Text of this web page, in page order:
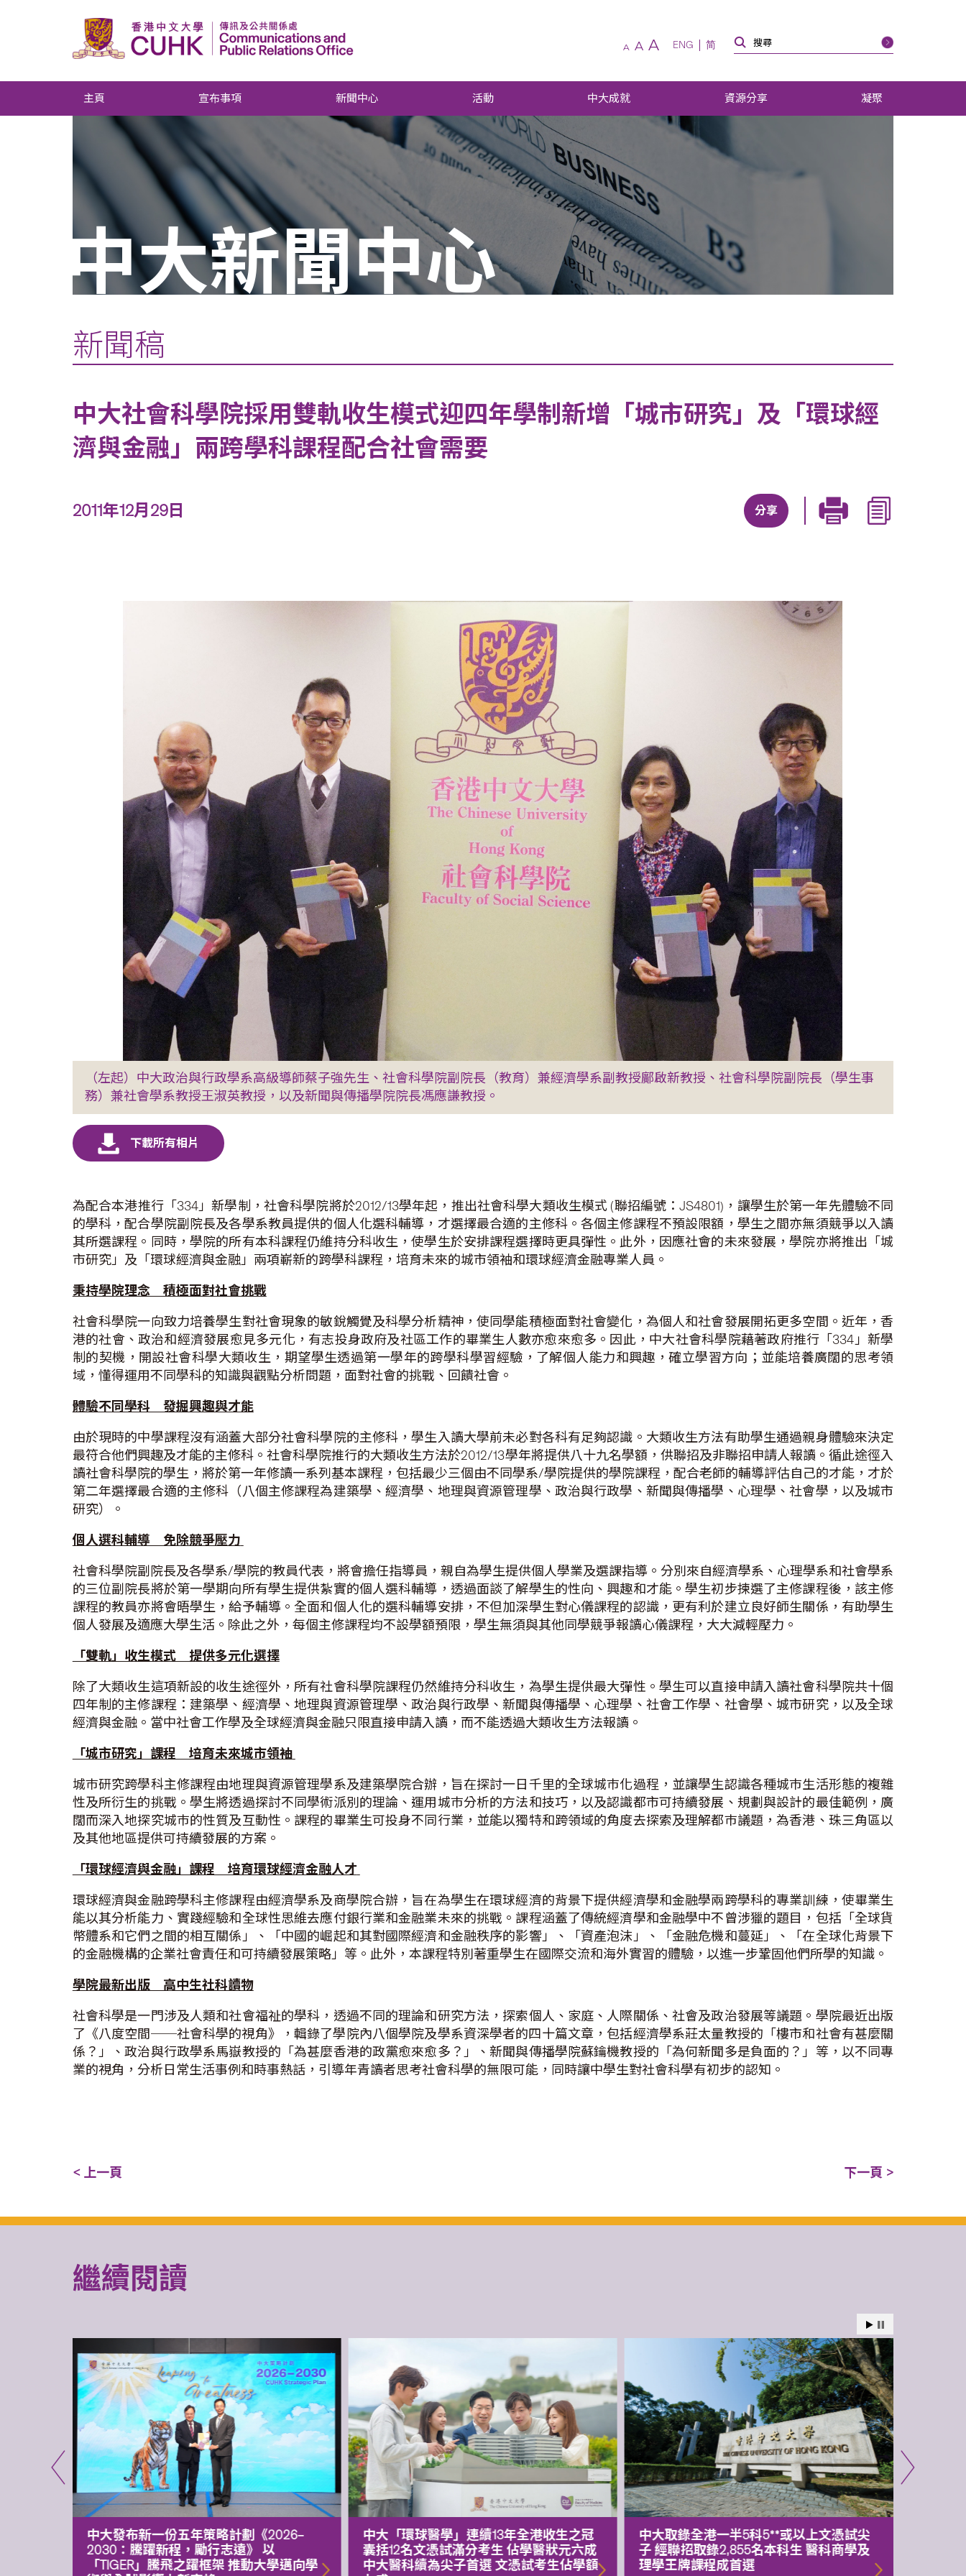
A A A ENG 简
主頁 宣布事項 新聞中心 活動 中大成就 資源分享 凝聚
中大新聞中心
新聞稿
中大社會科學院採用雙軌收生模式迎四年學制新增「城市研究」及「環球經
濟與金融」兩跨學科課程配合社會需要
2011年12月29日 分享
（左起）中大政治與行政學系高級導師蔡子強先生、社會科學院副院長（教育）兼經濟學系副教授鄺啟新教授、社會科學院副院長（學生事
務）兼社會學系教授王淑英教授，以及新聞與傳播學院院長馮應謙教授。
為配合本港推行「334」新學制，社會科學院將於2012/13學年起，推出社會科學大類收生模式 (聯招編號：JS4801)，讓學生於第一年先體驗不同
的學科，配合學院副院長及各學系教員提供的個人化選科輔導，才選擇最合適的主修科。各個主修課程不預設限額，學生之間亦無須競爭以入讀
其所選課程。同時，學院的所有本科課程仍維持分科收生，使學生於安排課程選擇時更具彈性。此外，因應社會的未來發展，學院亦將推出「城
市研究」及「環球經濟與金融」兩項嶄新的跨學科課程，培育未來的城市領袖和環球經濟金融專業人員。
秉持學院理念 積極面對社會挑戰
社會科學院一向致力培養學生對社會現象的敏銳觸覺及科學分析精神，使同學能積極面對社會變化，為個人和社會發展開拓更多空間。近年，香
港的社會、政治和經濟發展愈見多元化，有志投身政府及社區工作的畢業生人數亦愈來愈多。因此，中大社會科學院藉著政府推行「334」新學
制的契機，開設社會科學大類收生，期望學生透過第一學年的跨學科學習經驗，了解個人能力和興趣，確立學習方向；並能培養廣闊的思考領
域，懂得運用不同學科的知識與觀點分析問題，面對社會的挑戰、回饋社會。
體驗不同學科 發掘興趣與才能
由於現時的中學課程沒有涵蓋大部分社會科學院的主修科，學生入讀大學前未必對各科有足夠認識。大類收生方法有助學生通過親身體驗來決定
最符合他們興趣及才能的主修科。社會科學院推行的大類收生方法於2012/13學年將提供八十九名學額，供聯招及非聯招申請人報讀。循此途徑入
讀社會科學院的學生，將於第一年修讀一系列基本課程，包括最少三個由不同學系/學院提供的學院課程，配合老師的輔導評估自己的才能，才於
第二年選擇最合適的主修科（八個主修課程為建築學、經濟學、地理與資源管理學、政治與行政學、新聞與傳播學、心理學、社會學，以及城市
研究）。
個人選科輔導 免除競爭壓力
社會科學院副院長及各學系/學院的教員代表，將會擔任指導員，親自為學生提供個人學業及選課指導。分別來自經濟學系、心理學系和社會學系
的三位副院長將於第一學期向所有學生提供紮實的個人選科輔導，透過面談了解學生的性向、興趣和才能。學生初步揀選了主修課程後，該主修
課程的教員亦將會晤學生，給予輔導。全面和個人化的選科輔導安排，不但加深學生對心儀課程的認識，更有利於建立良好師生關係，有助學生
個人發展及適應大學生活。除此之外，每個主修課程均不設學額預限，學生無須與其他同學競爭報讀心儀課程，大大減輕壓力。
「雙軌」收生模式 提供多元化選擇
除了大類收生這項新設的收生途徑外，所有社會科學院課程仍然維持分科收生，為學生提供最大彈性。學生可以直接申請入讀社會科學院共十個
四年制的主修課程：建築學、經濟學、地理與資源管理學、政治與行政學、新聞與傳播學、心理學、社會工作學、社會學、城市研究，以及全球
經濟與金融。當中社會工作學及全球經濟與金融只限直接申請入讀，而不能透過大類收生方法報讀。
「城市研究」課程 培育未來城市領袖
城巿研究跨學科主修課程由地理與資源管理學系及建築學院合辦，旨在探討一日千里的全球城巿化過程，並讓學生認識各種城巿生活形態的複雜
性及所衍生的挑戰。學生將透過探討不同學術派別的理論、運用城巿分析的方法和技巧，以及認識都市可持續發展、規劃與設計的最佳範例，廣
闊而深入地探究城巿的性質及互動性。課程的畢業生可投身不同行業，並能以獨特和跨領域的角度去探索及理解都巿議題，為香港、珠三角區以
及其他地區提供可持續發展的方案。
「環球經濟與金融」課程 培育環球經濟金融人才
環球經濟與金融跨學科主修課程由經濟學系及商學院合辦，旨在為學生在環球經濟的背景下提供經濟學和金融學兩跨學科的專業訓練，使畢業生
能以其分析能力、實踐經驗和全球性思維去應付銀行業和金融業未來的挑戰。課程涵蓋了傳統經濟學和金融學中不曾涉獵的題目，包括「全球貨
幣體系和它們之間的相互關係」、「中國的崛起和其對國際經濟和金融秩序的影響」、「資產泡沫」、「金融危機和蔓延」、「在全球化背景下
的金融機構的企業社會責任和可持續發展策略」等。此外，本課程特別著重學生在國際交流和海外實習的體驗，以進一步鞏固他們所學的知識。
學院最新出版 高中生社科讀物
社會科學是一門涉及人類和社會福祉的學科，透過不同的理論和研究方法，探索個人、家庭、人際關係、社會及政治發展等議題。學院最近出版
了《八度空間──社會科學的視角》，輯錄了學院內八個學院及學系資深學者的四十篇文章，包括經濟學系莊太量教授的「樓市和社會有甚麼關
係？」、政治與行政學系馬嶽教授的「為甚麼香港的政黨愈來愈多？」、新聞與傳播學院蘇鑰機教授的「為何新聞多是負面的？」等，以不同專
業的視角，分析日常生活事例和時事熱話，引導年青讀者思考社會科學的無限可能，同時讓中學生對社會科學有初步的認知。
< 上一頁 下一頁 >
繼續閱讀
中大發布新一份五年策略計劃《2026‒
2030：騰躍新程，勵行志遠》 以
「TIGER」騰飛之躍框架 推動大學邁向學
中大「環球醫學」連續13年全港收生之冠
囊括12名文憑試滿分考生 佔學醫狀元六成
中大醫科續為尖子首選 文憑試考生佔學額
中大取錄全港一半5科5**或以上文憑試尖
子 經聯招取錄2,855名本科生 醫科商學及
理學王牌課程成首選